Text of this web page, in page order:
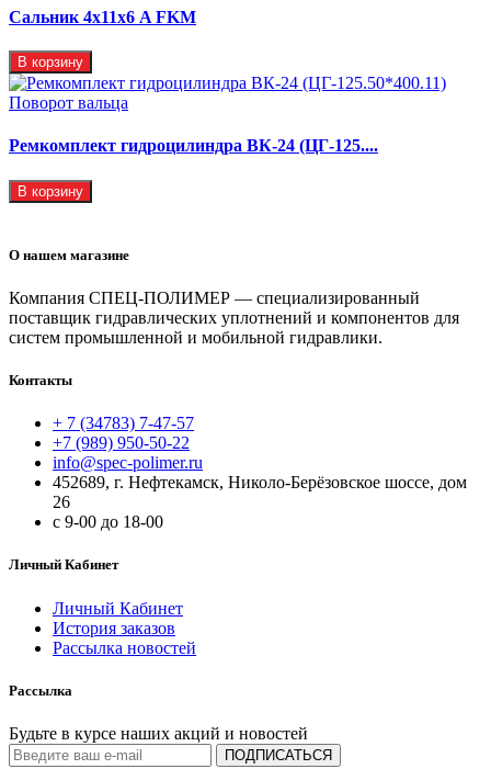
Сальник 4х11х6 A FKM
В корзину
Ремкомплект гидроцилиндра ВК-24 (ЦГ-125....
В корзину
О нашем магазине
Компания СПЕЦ-ПОЛИМЕР — специализированный
поставщик гидравлических уплотнений и компонентов для
систем промышленной и мобильной гидравлики.
Контакты
+ 7 (34783) 7-47-57
+7 (989) 950-50-22
info@spec-polimer.ru
452689, г. Нефтекамск, Николо-Берёзовское шоссе, дом
26
с 9-00 до 18-00
Личный Кабинет
Личный Кабинет
История заказов
Рассылка новостей
Рассылка
Будьте в курсе наших акций и новостей
ПОДПИСАТЬСЯ